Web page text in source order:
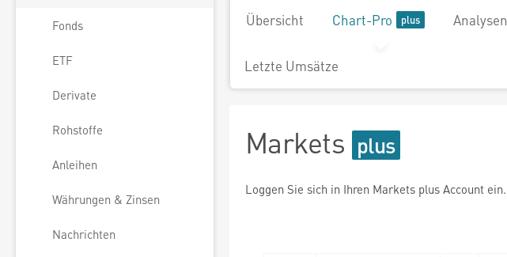
Fonds
ETF
Derivate
Rohstoffe
Anleihen
Währungen & Zinsen
Nachrichten
Übersicht Chart-Pro Analysen
Letzte Umsätze
Markets
Loggen Sie sich in Ihren Markets plus Account ein.